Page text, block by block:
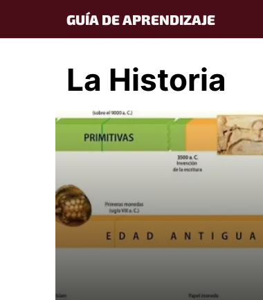
content
GUÍA DE APRENDIZAJE
La Historia